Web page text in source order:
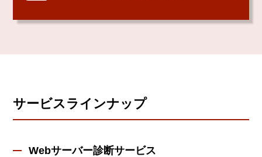
サービスラインナップ
Webサーバー診断サービス